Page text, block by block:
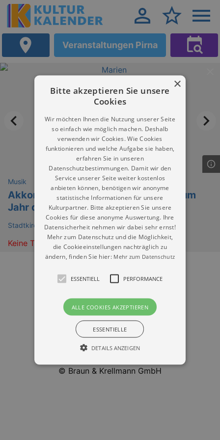
Veranstaltungen Pirna
Musik
Akkordeonata Elbflorenz - Konzert zum
Jahr des Akkordeons
Stadtkirche St. Marien Pirna
Keine Termine
Datenschutz
Impressum
© Braun & Krellmann GmbH
×
Bitte akzeptieren Sie unsere
Cookies
Wir möchten Ihnen die Nutzung unserer Seite
so einfach wie möglich machen. Deshalb
verwenden wir Cookies. Wie Cookies
funktionieren und welche Aufgabe sie haben,
erfahren Sie in unseren
Datenschutzbestimmungen. Damit wir den
Service unserer Seite weiter kostenlos
anbieten können, benötigen wir anonyme
statistische Informationen für unsere
Kulturpartner. Bitte akzeptieren Sie unsere
Cookies für diese anonyme Auswertung. Ihre
Datensicherheit nehmen wir dabei sehr ernst!
Mehr zum Datenschutz und die Möglichkeit,
die Cookieeinstellungen nachträglich zu
ändern, finden Sie hier: Mehr zum Datenschutz
ESSENTIELL PERFORMANCE
ALLE COOKIES AKZEPTIEREN
ESSENTIELLE
DETAILS ANZEIGEN